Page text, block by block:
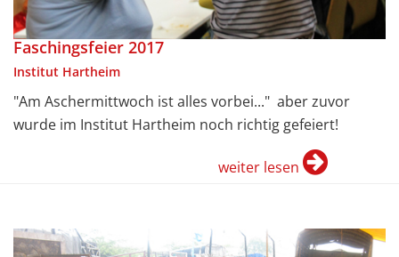
Faschingsfeier 2017
Institut Hartheim
"Am Aschermittwoch ist alles vorbei..." aber zuvor
wurde im Institut Hartheim noch richtig gefeiert!
weiter lesen